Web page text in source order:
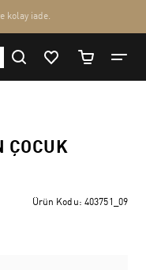
ÇOCUK
Ürün Kodu: 403751_09